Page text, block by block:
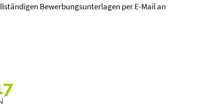
Bewerbungsunterlagen per E-Mail an